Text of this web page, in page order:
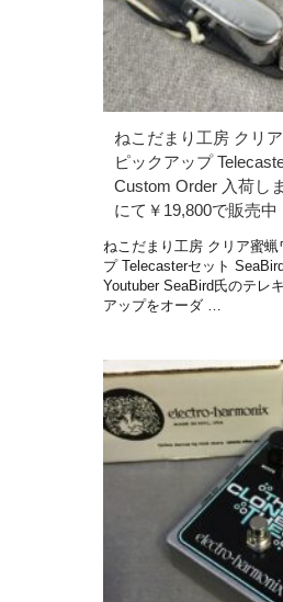
ねこだまり工房 クリ
ピックアップ
Custom Order 入荷し
にて￥19,800で販売中
ねこだまり工房 クリア蜜蝋
プ Telecasterセット
Youtuber SeaBird氏のテレ
アップをオーダ …